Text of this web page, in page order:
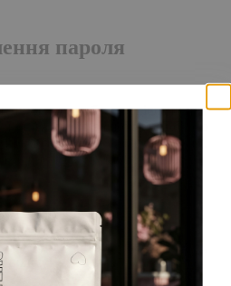
пароля
пароля було надіслано на
до вашого облікового
може зайняти кілька хвилин.
10 хвилин, перш ніж
за посиланням у листі,
пошту!